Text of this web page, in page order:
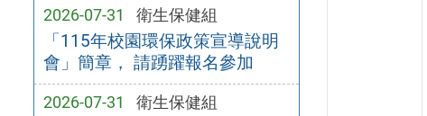
2026-07-31 衛生保健組
「115年校園環保政策宣導說明
會」簡章， 請踴躍報名參加
2026-07-31 衛生保健組